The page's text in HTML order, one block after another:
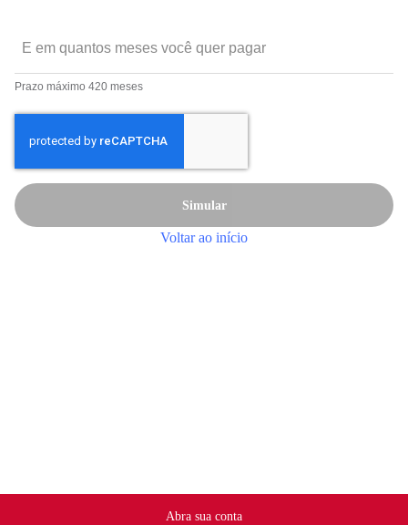
Prazo máximo 420 meses
Simular
Voltar ao início
Abra sua conta